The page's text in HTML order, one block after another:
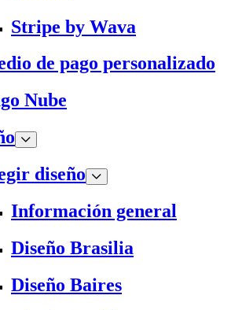
Stripe by Wava
de pago personalizado
Nube
diseño
Información general
Diseño Brasilia
Diseño Baires